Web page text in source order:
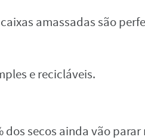
amassadas são
e recicláveis.
dos secos ainda vão parar